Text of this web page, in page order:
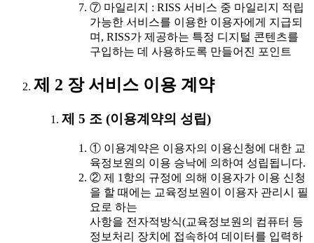
⑦ 마일리지 : RISS 서비스 중 마일리지 적립
가능한 서비스를 이용한 이용자에게 지급되
며, RISS가 제공하는 특정 디지털 콘텐츠를
구입하는 데 사용하도록 만들어진 포인트
제 2 장 서비스 이용 계약
제 5 조 (이용계약의 성립)
① 이용계약은 이용자의 이용신청에 대한 교
육정보원의 이용 승낙에 의하여 성립됩니다.
② 제 1항의 규정에 의해 이용자가 이용 신청
을 할 때에는 교육정보원이 이용자 관리시 필
요로 하는
사항을 전자적방식(교육정보원의 컴퓨터 등
정보처리 장치에 접속하여 데이터를 입력하